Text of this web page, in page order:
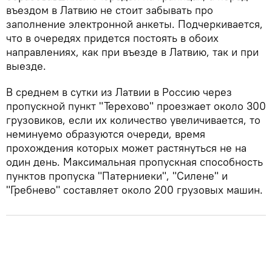
въездом в Латвию не стоит забывать про
заполнение электронной анкеты. Подчеркивается,
что в очередях придется постоять в обоих
направлениях, как при въезде в Латвию, так и при
выезде.
В среднем в сутки из Латвии в Россию через
пропускной пункт "Терехово" проезжает около 300
грузовиков, если их количество увеличивается, то
неминуемо образуются очереди, время
прохождения которых может растянуться не на
один день. Максимальная пропускная способность
пунктов пропуска "Патерниеки", "Силене" и
"Гребнево" составляет около 200 грузовых машин.